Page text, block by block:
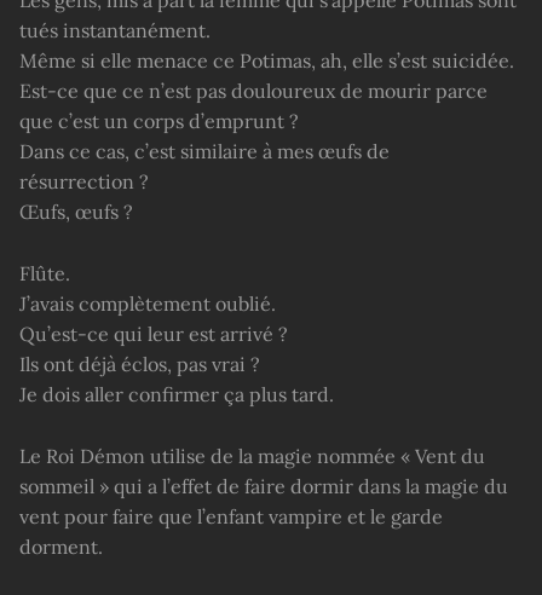
tués instantanément.
Même si elle menace ce Potimas, ah, elle s’est suicidée.
Est-ce que ce n’est pas douloureux de mourir parce
que c’est un corps d’emprunt ?
Dans ce cas, c’est similaire à mes œufs de
résurrection ?
Œufs, œufs ?
Flûte.
J’avais complètement oublié.
Qu’est-ce qui leur est arrivé ?
Ils ont déjà éclos, pas vrai ?
Je dois aller confirmer ça plus tard.
Le Roi Démon utilise de la magie nommée « Vent du
sommeil » qui a l’effet de faire dormir dans la magie du
vent pour faire que l’enfant vampire et le garde
dorment.